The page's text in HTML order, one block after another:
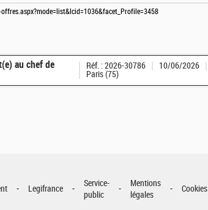
au chef de
Réf. : 2026-30786 10/06/2026
Paris (75)
Legifrance
Service-
public
Mentions
légales
Cookies